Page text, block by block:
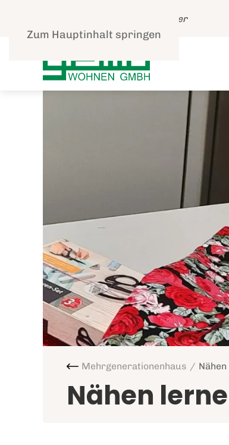
Zum Hauptinhalt springen
Leben und gut Wohnen in Speyer
Mehrgenerationenhaus
Nähen